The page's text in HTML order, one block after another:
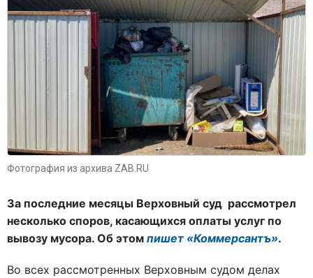
Фотография из архива ZAB.RU
За последние месяцы Верховный суд рассмотрел
несколько споров, касающихся оплаты услуг по
вывозу мусора. Об этом пишет «Коммерсантъ».
Во всех рассмотренных Верховным судом делах